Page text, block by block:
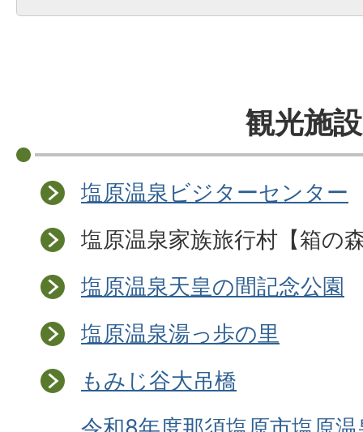
観光施設
塩原温泉ビジターセンター
塩原温泉家族旅行村【箱の
塩原温泉天皇の間記念公園
塩原温泉湯っ歩の里
もみじ谷大吊橋